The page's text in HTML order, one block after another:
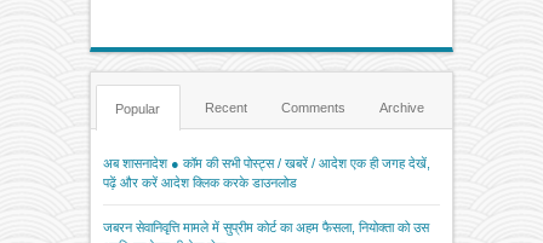
Popular Recent Comments Archive
अब शासनादेश ● कॉम की सभी पोस्ट्स / खबरें / आदेश एक ही जगह देखें,
पढ़ें और करें आदेश क्लिक करके डाउनलोड
जबरन सेवानिवृत्ति मामले में सुप्रीम कोर्ट का अहम फैसला, नियोक्ता को उस